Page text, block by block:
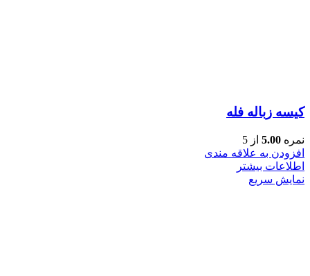
کیسه زباله فله
نمره 5.00 از 5
افزودن به علاقه مندی
اطلاعات بیشتر
نمایش سریع